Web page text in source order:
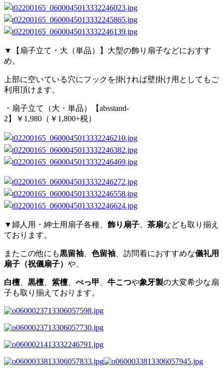
▼【扇子立て・大（単品）】大型の飾り扇子などにおすす
め。
上部に空いている穴にフックを掛ければ壁掛け用としてもご
利用頂けます。
・扇子立て（大・単品）【absstand-
2】￥1,980（￥1,800+税）
▼婦人用・紳士用扇子各種、 飾り扇子、 茶扇なども取り揃え
ております。
またこの他にも黒留袖、 色留袖、訪問着におすすめな儀礼用
扇子（祝儀扇子） や、
白檀、 黒檀、 紫檀、 べっ甲 、 牛こつや象牙製の大変希少な扇
子も取り揃えております。